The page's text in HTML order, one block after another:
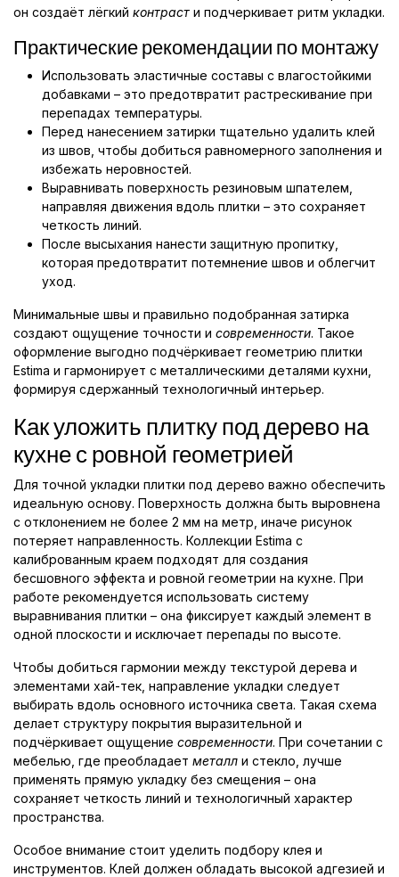
он создаёт лёгкий контраст и подчеркивает ритм укладки.
Практические рекомендации по монтажу
Использовать эластичные составы с влагостойкими
добавками – это предотвратит растрескивание при
перепадах температуры.
Перед нанесением затирки тщательно удалить клей
из швов, чтобы добиться равномерного заполнения и
избежать неровностей.
Выравнивать поверхность резиновым шпателем,
направляя движения вдоль плитки – это сохраняет
четкость линий.
После высыхания нанести защитную пропитку,
которая предотвратит потемнение швов и облегчит
уход.
Минимальные швы и правильно подобранная затирка
создают ощущение точности и современности. Такое
оформление выгодно подчёркивает геометрию плитки
Estima и гармонирует с металлическими деталями кухни,
формируя сдержанный технологичный интерьер.
Как уложить плитку под дерево на
кухне с ровной геометрией
Для точной укладки плитки под дерево важно обеспечить
идеальную основу. Поверхность должна быть выровнена
с отклонением не более 2 мм на метр, иначе рисунок
потеряет направленность. Коллекции Estima с
калиброванным краем подходят для создания
бесшовного эффекта и ровной геометрии на кухне. При
работе рекомендуется использовать систему
выравнивания плитки – она фиксирует каждый элемент в
одной плоскости и исключает перепады по высоте.
Чтобы добиться гармонии между текстурой дерева и
элементами хай-тек, направление укладки следует
выбирать вдоль основного источника света. Такая схема
делает структуру покрытия выразительной и
подчёркивает ощущение современности. При сочетании с
мебелью, где преобладает металл и стекло, лучше
применять прямую укладку без смещения – она
сохраняет четкость линий и технологичный характер
пространства.
Особое внимание стоит уделить подбору клея и
инструментов. Клей должен обладать высокой адгезией и